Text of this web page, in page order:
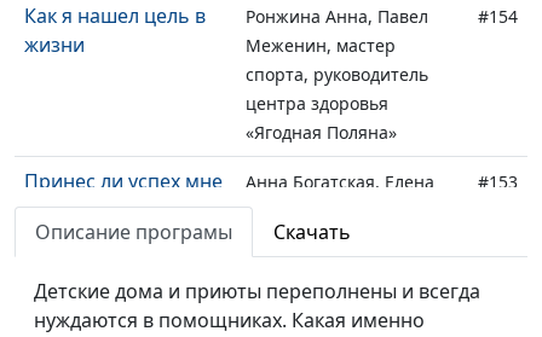
Как я нашел цель в
жизни
Ронжина Анна, Павел
Меженин, мастер
спорта, руководитель
центра здоровья
«Ягодная Поляна»
#154
Принес ли успех мне
счастье?
Анна Богатская, Елена
Сергеева
#153
служение
осужденным
Анна Ронжина, Виктор
Крикунов, руководитель
христианского служения
#152
Описание програмы Скачать
Детские дома и приюты переполнены и всегда
нуждаются в помощниках. Какая именно